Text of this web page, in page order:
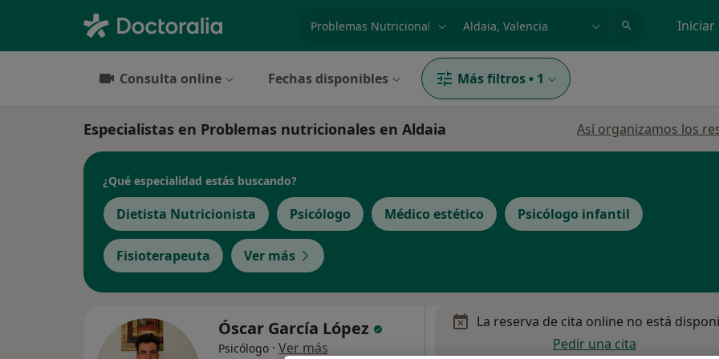
Iniciar
Consulta online Fechas disponibles Más filtros • 1
Especialistas en Problemas nutricionales en Aldaia Así organizamos los
¿Qué especialidad estás buscando?
Dietista Nutricionista Psicólogo Médico estético Psicólogo infantil
Fisioterapeuta Ver más
Óscar García López
Psicólogo · Ver más
La reserva de cita online no está
Pedir una cita